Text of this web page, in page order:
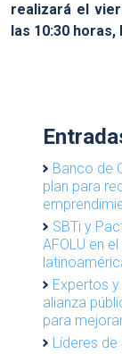
realizará el
las 10:30
Banco de
plan para
SBTi y
AFOLU en
Expertos
alianza
para
Líderes